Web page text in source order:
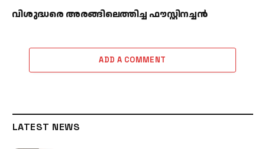
വിശുദ്ധരെ അരങ്ങിലെത്തിച്ച ഫൗസ്റ്റിനച്ചൻ
ADD A COMMENT
LATEST NEWS